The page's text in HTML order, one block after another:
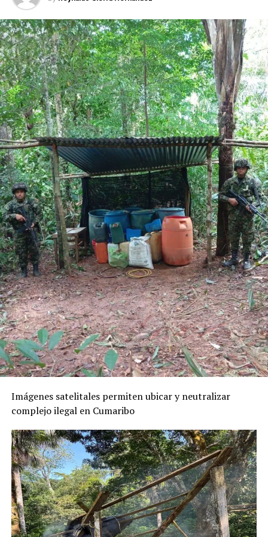
Además, la agredía verbalmente y la amenazó de muerte
en varias oportunidades con armas cortopunzantes.
La captura por orden judicial de este hombre fue
materializada por servidores del Cuerpo Técnico de
Investigación (CTI) en coordinación con uniformados de
la Policía Nacional, en el barrio Santa Teresita de Puerto
Carreño.
Imágenes satelitales permiten ubicar y neutralizar
complejo ilegal en Cumaribo